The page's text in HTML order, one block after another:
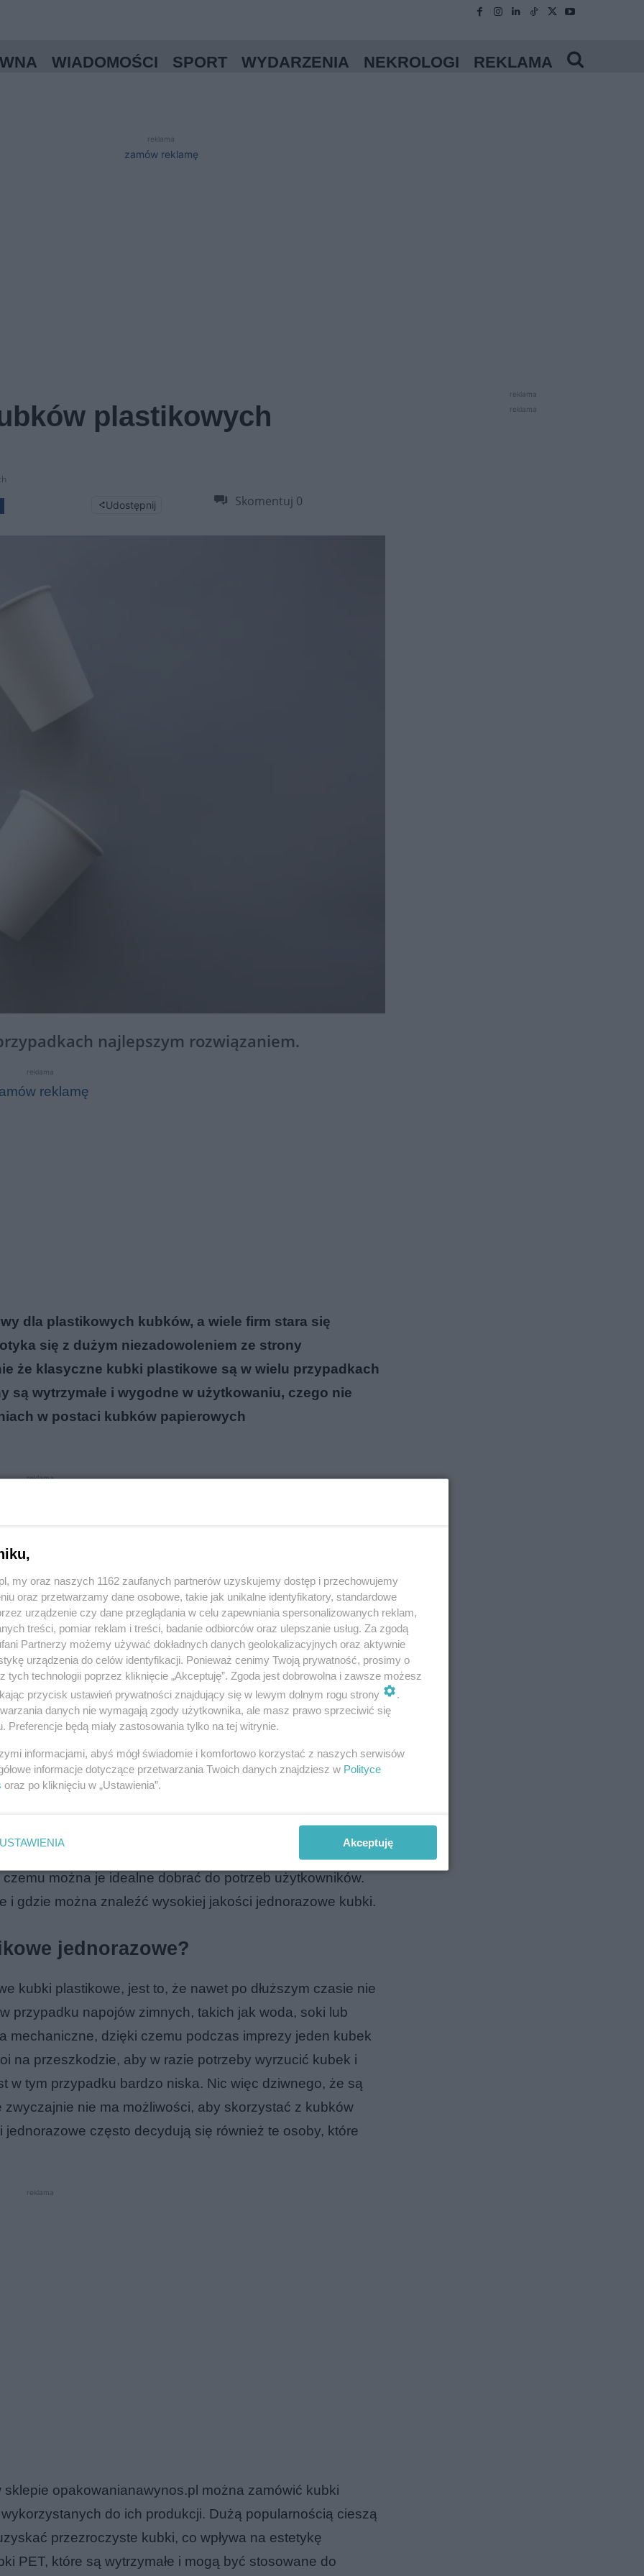
WIADOMOŚCI SPORT WYDARZENIA NEKROLOGI REKLAMA
reklama
zamów reklamę
plastikowych
Udostępnij Skomentuj 0
najlepszym rozwiązaniem.
reklama
reklamę
dla plastikowych kubków, a wiele firm stara się
się z dużym niezadowoleniem ze strony
że klasyczne kubki plastikowe są w wielu przypadkach
są wytrzymałe i wygodne w użytkowaniu, czego nie
w postaci kubków papierowych
reklama
plastikowe jednorazowe, co na pewno ucieszy
Co więcej, aktualna oferta kubków plastikowych
można je idealne dobrać do potrzeb użytkowników.
i gdzie można znaleźć wysokiej jakości jednorazowe kubki.
jednorazowe?
kubki plastikowe, jest to, że nawet po dłuższym czasie nie
przypadku napojów zimnych, takich jak woda, soki lub
mechaniczne, dzięki czemu podczas imprezy jeden kubek
na przeszkodzie, aby w razie potrzeby wyrzucić kubek i
w tym przypadku bardzo niska. Nic więc dziwnego, że są
nie ma możliwości, aby skorzystać z kubków
często decydują się również te osoby, które
reklama
opakowanianawynos.pl można zamówić kubki
do ich produkcji. Dużą popularnością cieszą
przezroczyste kubki, co wpływa na estetykę
PET, które są wytrzymałe i mogą być stosowane do
reklama
reklama
my oraz naszych 1162 zaufanych partnerów uzyskujemy dostęp i przechowujemy
oraz przetwarzamy dane osobowe, takie jak unikalne identyfikatory, standardowe
urządzenie czy dane przeglądania w celu zapewniania spersonalizowanych reklam,
treści, pomiar reklam i treści, badanie odbiorców oraz ulepszanie usług. Za zgodą
Partnerzy możemy używać dokładnych danych geolokalizacyjnych oraz aktywnie
urządzenia do celów identyfikacji. Ponieważ cenimy Twoją prywatność, prosimy o
tych technologii poprzez kliknięcie „Akceptuję”. Zgoda jest dobrowolna i zawsze możesz
przycisk ustawień prywatności znajdujący się w lewym dolnym rogu strony
.
danych nie wymagają zgody użytkownika, ale masz prawo sprzeciwić się
Preferencje będą miały zastosowania tylko na tej witrynie.
informacjami, abyś mógł świadomie i komfortowo korzystać z naszych serwisów
informacje dotyczące przetwarzania Twoich danych znajdziesz w Polityce
oraz po kliknięciu w „Ustawienia”.
USTAWIENIA Akceptuję